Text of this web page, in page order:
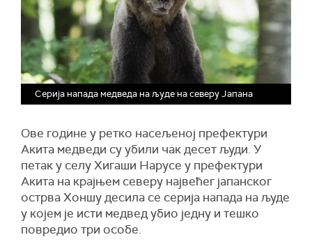
Серија напада медведа на људе на северу Јапана
Ове године у ретко насељеној префектури
Акита медведи су убили чак десет људи. У
петак у селу Хигаши Нарусе у префектури
Акита на крајњем северу највећег јапанског
острва Хоншу десила се серија напада на људе
у којем је исти медвед убио једну и тешко
повредио три особе.